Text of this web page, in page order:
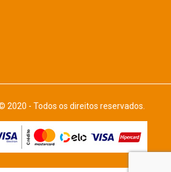
2020 - Todos os direitos reservados.